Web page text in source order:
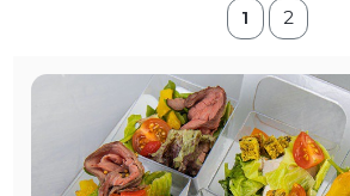
1 2